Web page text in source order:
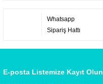
Whatsapp
Sipariş Hattı
E-posta Listemize Kayıt Olun